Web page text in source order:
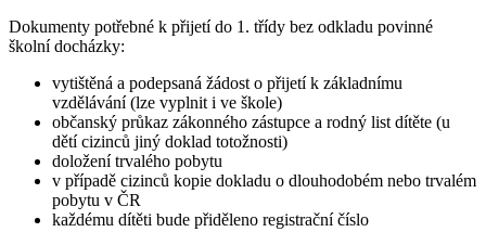
Dokumenty potřebné k přijetí do 1. třídy bez odkladu povinné
školní docházky:
vytištěná a podepsaná žádost o přijetí k základnímu
vzdělávání (lze vyplnit i ve škole)
občanský průkaz zákonného zástupce a rodný list dítěte (u
dětí cizinců jiný doklad totožnosti)
doložení trvalého pobytu
v případě cizinců kopie dokladu o dlouhodobém nebo trvalém
pobytu v ČR
každému dítěti bude přiděleno registrační číslo